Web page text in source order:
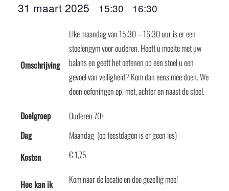
31 maart 2025 – 15:30 – 16:30
Omschrijving
Elke maandag van 15:30 – 16:30 uur is er een
stoelengym voor ouderen. Heeft u moeite met uw
balans en geeft het oefenen op een stoel u een
gevoel van veiligheid? Kom dan eens mee doen. We
doen oefeningen op, met, achter en naast de stoel.
Doelgroep
Ouderen 70+
Dag
Maandag (op feestdagen is er geen les)
Kosten
€ 1,75
Hoe kan ik
Kom naar de locatie en doe gezellig mee!